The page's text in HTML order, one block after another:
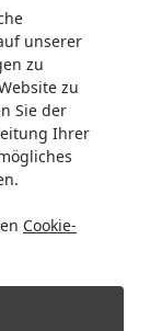
unserer
zu
zu
Sie der
Ihrer
Cookie-
Ducati